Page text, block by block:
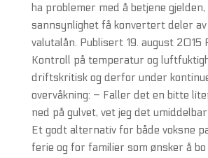
ha problemer med å betjene
sannsynlighet få konvertert deler
valutalån. Publisert 19. august 2015
Kontroll på temperatur og
driftskritisk og derfor under
overvåkning: – Faller det en bitte
ned på gulvet, vet jeg det
Et godt alternativ for både voksne
ferie og for familier som ønsker å bo